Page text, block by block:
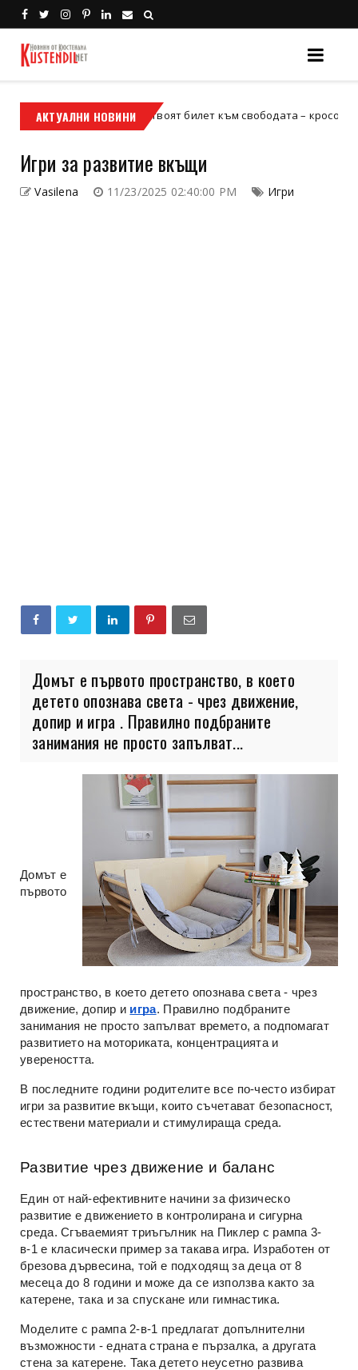
АКТУАЛНИ НОВИНИ
мотор Кой е твоят билет към свободата – кросовият мотор
Игри за развитие вкъщи
Vasilena 11/23/2025 02:40:00 PM Игри
Домът е първото пространство, в което
детето опознава света - чрез движение,
допир и игра . Правилно подбраните
занимания не просто запълват...
Домът е
първото
пространство, в което детето опознава света - чрез
движение, допир и игра. Правилно подбраните
занимания не просто запълват времето, а подпомагат
развитието на моториката, концентрацията и
увереността.
В последните години родителите все по-често избират
игри за развитие вкъщи, които съчетават безопасност,
естествени материали и стимулираща среда.
Развитие чрез движение и баланс
Един от най-ефективните начини за физическо
развитие е движението в контролирана и сигурна
среда. Сгъваемият триъгълник на Пиклер с рампа 3-
в-1 е класически пример за такава игра. Изработен от
брезова дървесина, той е подходящ за деца от 8
месеца до 8 години и може да се използва както за
катерене, така и за спускане или гимнастика.
Моделите с рампа 2-в-1 предлагат допълнителни
възможности - едната страна е пързалка, а другата
стена за катерене. Така детето неусетно развива